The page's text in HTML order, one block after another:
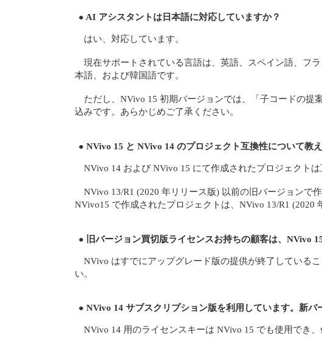
● AI アシスタントは日本語に対応していますか？
はい、対応しています。
現在サポートされている言語は、英語、スペイン語、フ
本語、および韓国語です。
ただし、NVivo 15 初期バージョンでは、「子コードの
込みです。あらかじめご了承ください。
● NVivo 15 と NVivo 14 のプロジェクト互換性について教え
NVivo 14 および NVivo 15 にて作成されたプロジェクトは
NVivo 13/R1 (2020 年リリース版) 以前の旧バージョンで
NVivo15 で作成されたプロジェクトは、NVivo 13/R1 (2020
● 旧バージョン買切版ライセンスお持ちの顧客は、NVivo
NVivo はすでにアップグレード版の提供が終了している
い。
● NVivo 14 サブスクリプション版を利用しています。新
NVivo 14 用のライセンスキーは NVivo 15 でも使用でき